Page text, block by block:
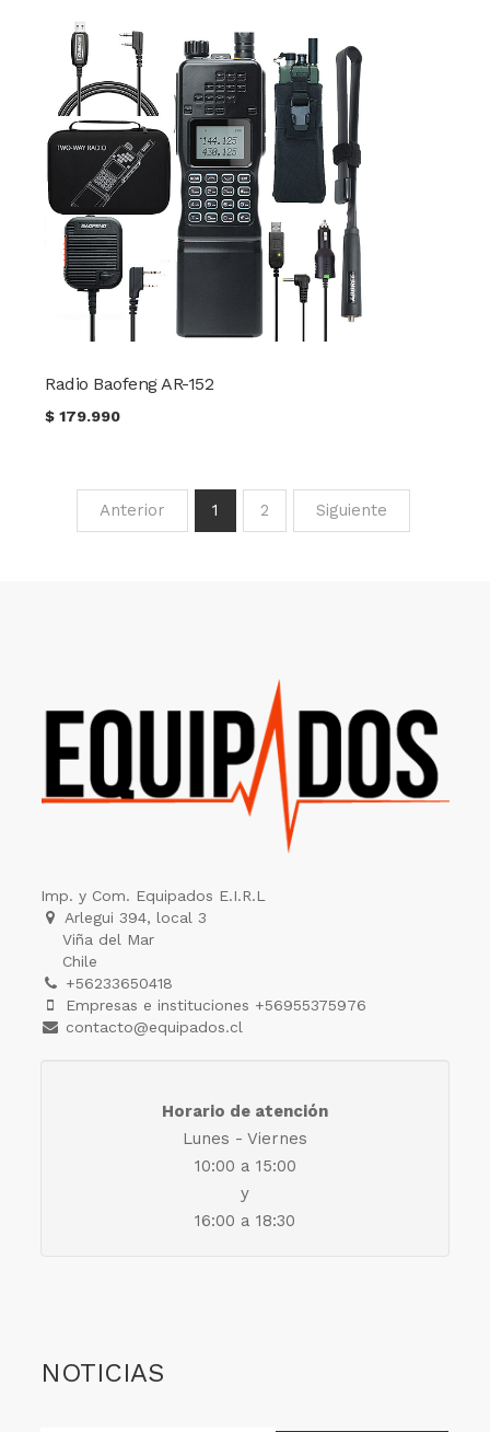
Radio Baofeng AR-152
$179.990
Anterior 1 2 Siguiente
Imp. y Com. Equipados E.I.R.L
Arlegui 394, local 3
Viña del Mar
Chile
+56233650418
Empresas e instituciones +56955375976
contacto@equipados.cl
Horario de atención
Lunes - Viernes
10:00 a 15:00
y
16:00 a 18:30
NOTICIAS